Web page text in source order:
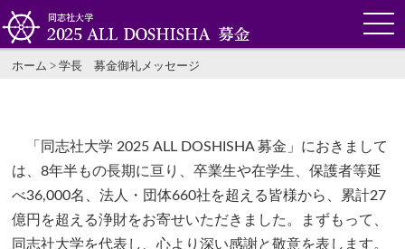
ホーム > 学長 募金御礼メッセージ
「同志社大学 2025 ALL DOSHISHA 募金」におきまして
は、8年半もの長期に亘り、卒業生や在学生、保護者等延
べ36,000名、法人・団体660社を超える皆様から、累計27
億円を超える浄財をお寄せいただきました。まずもって、
同志社大学を代表し、心より深い感謝と敬意を表します。